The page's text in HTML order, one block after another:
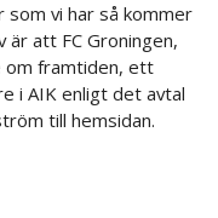
som vi har så kommer
är att FC Groningen,
om framtiden, ett
i AIK enligt det avtal
till hemsidan.